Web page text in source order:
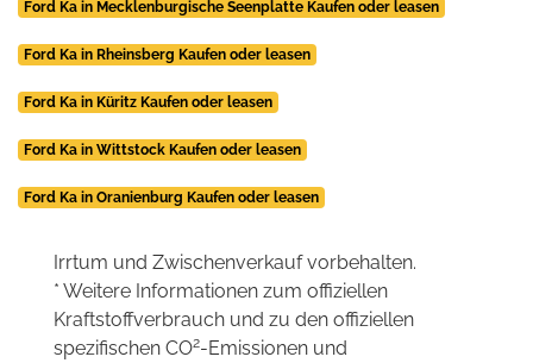
Ford Ka in Mecklenburgische Seenplatte Kaufen oder leasen
Ford Ka in Rheinsberg Kaufen oder leasen
Ford Ka in Küritz Kaufen oder leasen
Ford Ka in Wittstock Kaufen oder leasen
Ford Ka in Oranienburg Kaufen oder leasen
Irrtum und Zwischenverkauf vorbehalten.
* Weitere Informationen zum offiziellen
Kraftstoffverbrauch und zu den offiziellen
spezifischen CO2-Emissionen und